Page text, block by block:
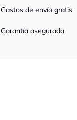
Gastos de envío gratis
Garantía asegurada